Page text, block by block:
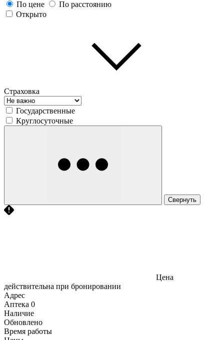
По цене
По расстоянию
Открыто
Страховка
Государственные
Круглосуточные
Свернуть
Цена
действительна при бронировании
Адрес
Аптека 0
Наличие
Обновлено
Время работы